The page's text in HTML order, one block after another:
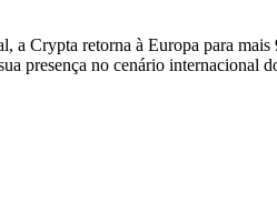
a Crypta retorna à Europa para
presença no cenário internacional